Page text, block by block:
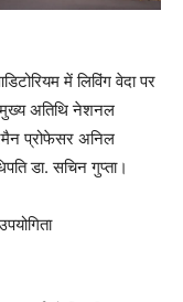
में लिविंग वेदा पर
मुख्य अतिथि नेशनल
प्रोफेसर अनिल
डा. सचिन गुप्ता।